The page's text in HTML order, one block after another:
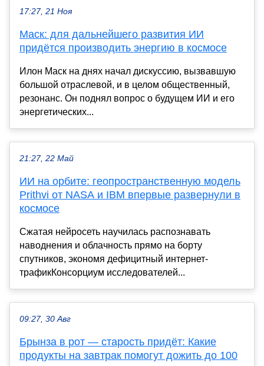
17:27, 21 Ноя
Маск: для дальнейшего развития ИИ
придётся производить энергию в космосе
Илон Маск на днях начал дискуссию, вызвавшую
большой отраслевой, и в целом общественный,
резонанс. Он поднял вопрос о будущем ИИ и его
энергетических...
21:27, 22 Май
ИИ на орбите: геопространственную модель
Prithvi от NASA и IBM впервые развернули в
космосе
Сжатая нейросеть научилась распознавать
наводнения и облачность прямо на борту
спутников, экономя дефицитный интернет-
трафикКонсорциум исследователей...
09:27, 30 Авг
Брынза в рот — старость придёт: Какие
продукты на завтрак помогут дожить до 100